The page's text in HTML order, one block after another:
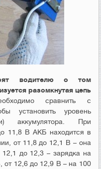
водителю о том
разомкнутая цепь
сравнить с
установить уровень
аккумулятора. При
11,8 В АКБ находится в
от 11,8 до 12,1 В – она
до 12,3 – зарядка на
от 12,6 до 12,9 В – на 100